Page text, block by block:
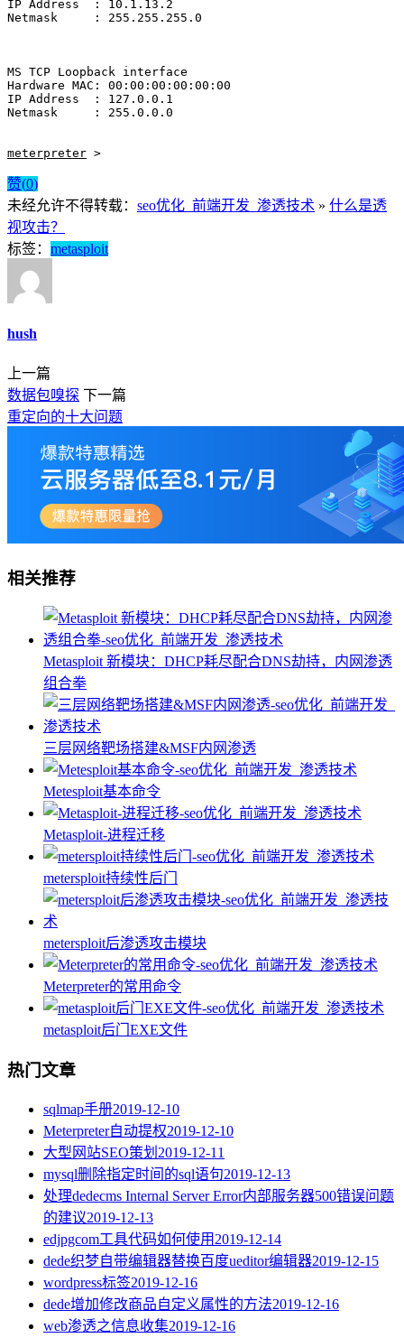
IP Address  : 10.1.13.2
Netmask     : 255.255.255.0
MS TCP Loopback interface
Hardware MAC: 00:00:00:00:00:00
IP Address  : 127.0.0.1
Netmask     : 255.0.0.0
meterpreter >
赞(0)
未经允许不得转载： seo优化_前端开发_渗透技术 » 什么是透
视攻击？
标签： metasploit
hush
上一篇
数据包嗅探 下一篇
重定向的十大问题
相关推荐
Metasploit 新模块：DHCP耗尽配合DNS劫持，内网渗透
组合拳
三层网络靶场搭建&MSF内网渗透
Metesploit基本命令
Metasploit-进程迁移
metersploit持续性后门
metersploit后渗透攻击模块
Meterpreter的常用命令
metasploit后门EXE文件
热门文章
sqlmap手册2019-12-10
Meterpreter自动提权2019-12-10
大型网站SEO策划 2019-12-11
mysql删除指定时间的sql语句2019-12-13
处理dedecms Internal Server Error内部服务器500错误问题
的建议2019-12-13
edjpgcom工具代码如何使用 2019-12-14
dede织梦自带编辑器替换百度ueditor编辑器2019-12-15
wordpress标签2019-12-16
dede增加修改商品自定义属性的方法2019-12-16
web渗透之信息收集2019-12-16